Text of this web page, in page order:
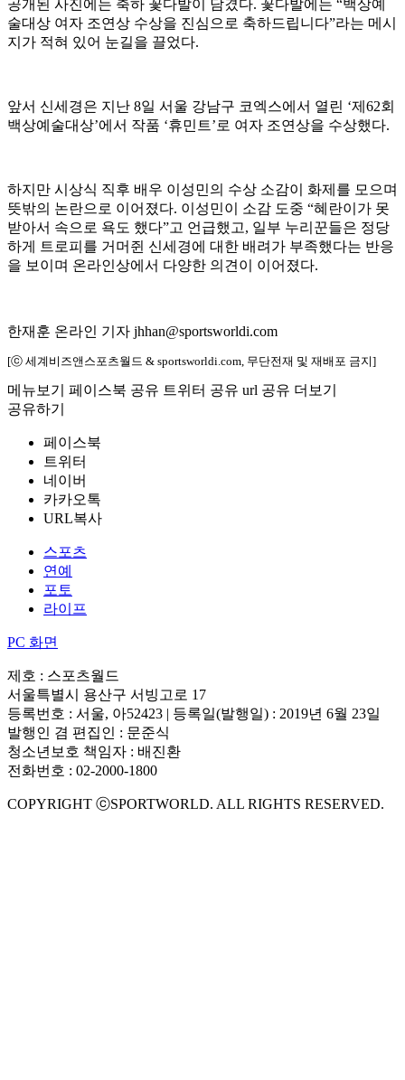
공개된 사진에는 축하 꽃다발이 담겼다. 꽃다발에는 “백상예
술대상 여자 조연상 수상을 진심으로 축하드립니다”라는 메시
지가 적혀 있어 눈길을 끌었다.
앞서 신세경은 지난 8일 서울 강남구 코엑스에서 열린 ‘제62회
백상예술대상’에서 작품 ‘휴민트’로 여자 조연상을 수상했다.
하지만 시상식 직후 배우 이성민의 수상 소감이 화제를 모으며
뜻밖의 논란으로 이어졌다. 이성민이 소감 도중 “혜란이가 못
받아서 속으로 욕도 했다”고 언급했고, 일부 누리꾼들은 정당
하게 트로피를 거머쥔 신세경에 대한 배려가 부족했다는 반응
을 보이며 온라인상에서 다양한 의견이 이어졌다.
한재훈 온라인 기자 jhhan@sportsworldi.com
[ⓒ 세계비즈앤스포츠월드 & sportsworldi.com, 무단전재 및 재배포 금지]
메뉴보기 페이스북 공유 트위터 공유 url 공유 더보기
공유하기
페이스북
트위터
네이버
카카오톡
URL복사
스포츠
연예
포토
라이프
PC 화면
제호 : 스포츠월드
서울특별시 용산구 서빙고로 17
등록번호 : 서울, 아52423 | 등록일(발행일) : 2019년 6월 23일
발행인 겸 편집인 : 문준식
청소년보호 책임자 : 배진환
전화번호 : 02-2000-1800
COPYRIGHT ⓒSPORTWORLD. ALL RIGHTS RESERVED.